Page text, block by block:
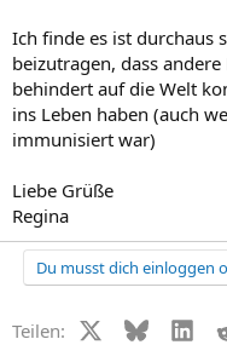
Ich finde es ist durchaus
beizutragen, dass
behindert auf die Welt
ins Leben haben (auch
immunisiert war)
Liebe Grüße
Regina
Du musst dich einloggen
Teilen: X (Twitter)
Bluesky